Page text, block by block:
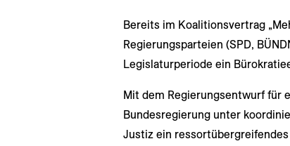
Bereits im Koalitionsvertrag
Regierungsparteien (SPD,
Legislaturperiode ein
Mit dem Regierungsentwurf für
Bundesregierung unter
Justiz ein